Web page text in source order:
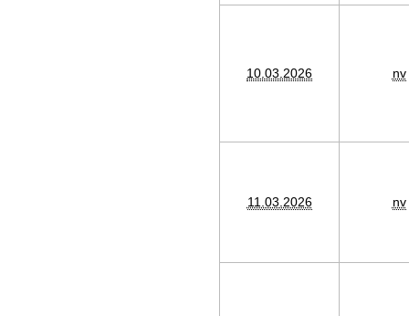
10.03.2026 nv
11.03.2026 nv